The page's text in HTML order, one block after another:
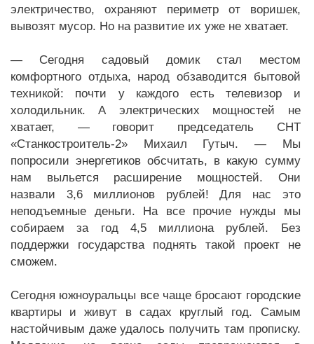
электричество, охраняют периметр от воришек,
вывозят мусор. Но на развитие их уже не хватает.
— Сегодня садовый домик стал местом
комфортного отдыха, народ обзаводится бытовой
техникой: почти у каждого есть телевизор и
холодильник. А электрических мощностей не
хватает, — говорит председатель СНТ
«Станкостроитель-2» Михаил Гутыч. — Мы
попросили энергетиков обсчитать, в какую сумму
нам выльется расширение мощностей. Они
назвали 3,6 миллионов рублей! Для нас это
неподъемные деньги. На все прочие нужды мы
собираем за год 4,5 миллиона рублей. Без
поддержки государства поднять такой проект не
сможем.
Сегодня южноуральцы все чаще бросают городские
квартиры и живут в садах круглый год. Самым
настойчивым даже удалось получить там прописку.